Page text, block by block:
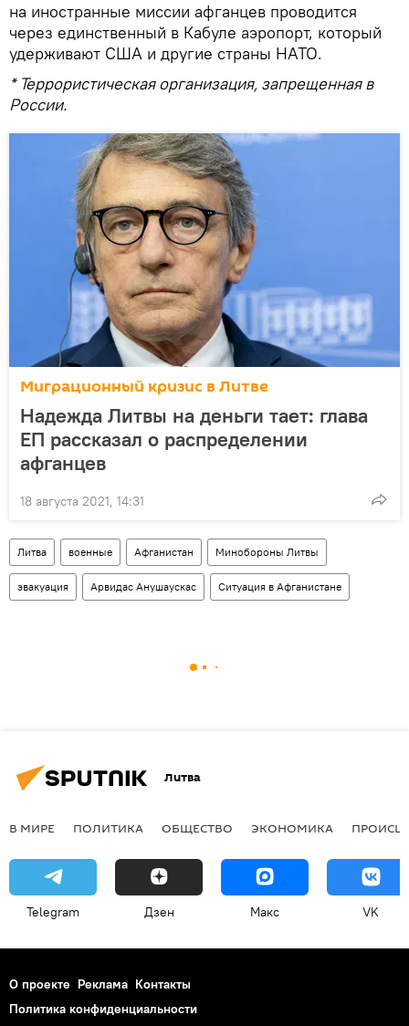
на иностранные миссии афганцев проводится
через единственный в Кабуле аэропорт, который
удерживают США и другие страны НАТО.
* Террористическая организация, запрещенная в
России.
Миграционный кризис в Литве
Надежда Литвы на деньги тает: глава
ЕП рассказал о распределении
афганцев
18 августа 2021, 14:31
Литва военные Афганистан Минобороны Литвы
эвакуация Арвидас Анушаускас Ситуация в Афганистане
Литва
В МИРЕ ПОЛИТИКА ОБЩЕСТВО ЭКОНОМИКА
Telegram Дзен Макс VK
О проекте Реклама Контакты
Политика конфиденциальности